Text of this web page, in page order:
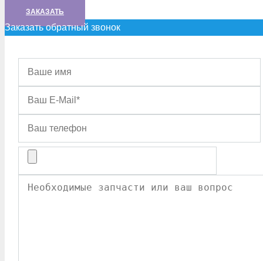
ЗАКАЗАТЬ
Заказать обратный звонок